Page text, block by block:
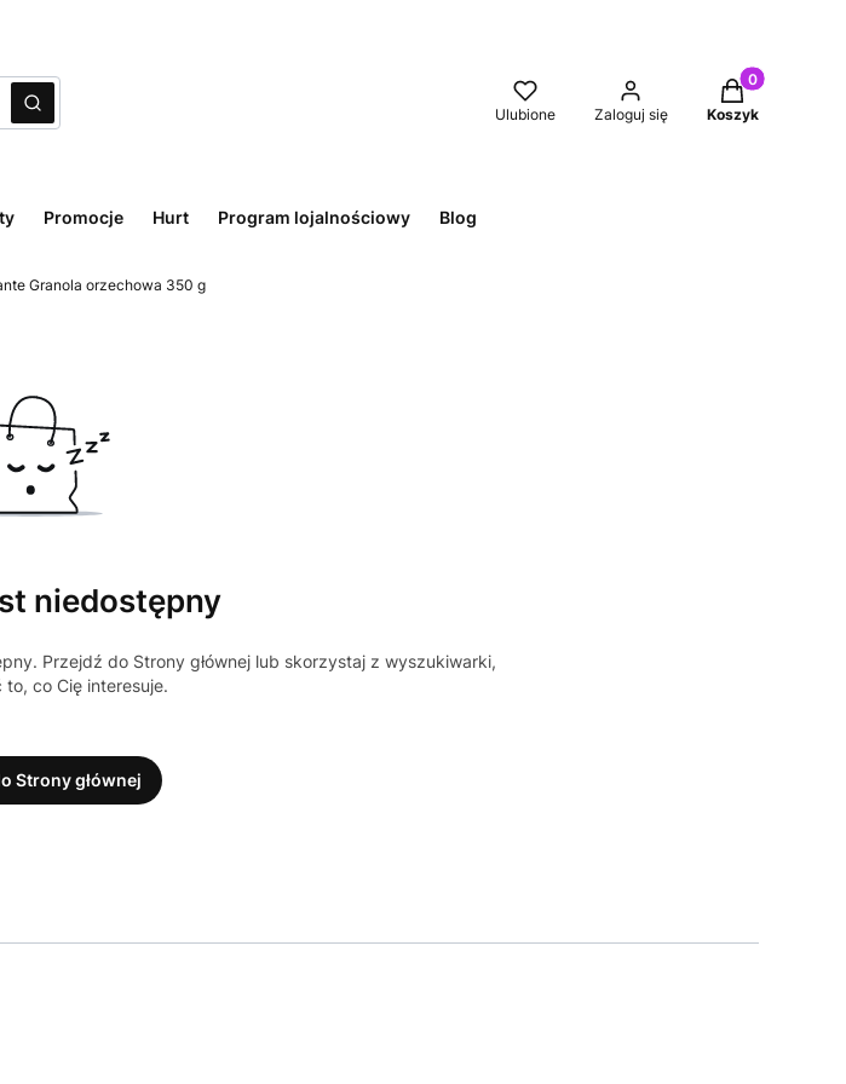
Szukaj Ulubione Zaloguj się
Produkty w
Koszyk
Promocje Hurt Program lojalnościowy Blog
Granola orzechowa 350 g
niedostępny
Przejdź do Strony głównej lub skorzystaj z wyszukiwarki,
co Cię interesuje.
Strony głównej